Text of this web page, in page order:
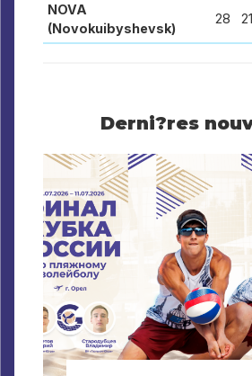
NOVA
(Novokuibyshevsk)
28 21
Derni?res